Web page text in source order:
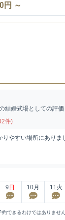
円 ～
結婚式場としての評価
件)
りやすい場所にありま
9 日 10月 11火
できるわけではありません